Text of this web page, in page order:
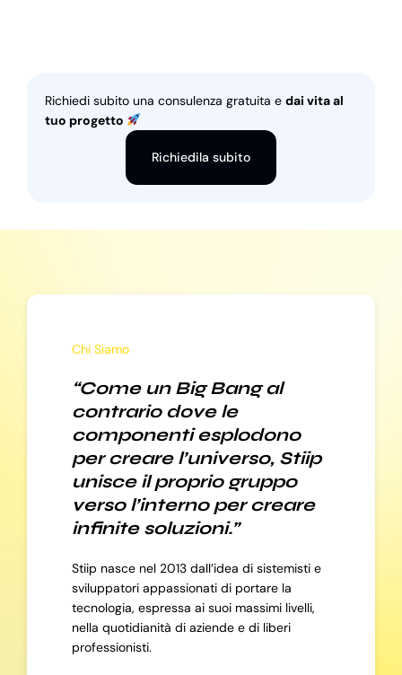
Richiedi subito una consulenza gratuita e dai vita al
tuo progetto
Richiedila subito
Chi Siamo
“Come un Big Bang al
contrario dove le
componenti esplodono
per creare l’universo, Stiip
unisce il proprio gruppo
verso l’interno per creare
infinite soluzioni.”
Stiip nasce nel 2013 dall’idea di sistemisti e
sviluppatori appassionati di portare la
tecnologia, espressa ai suoi massimi livelli,
nella quotidianità di aziende e di liberi
professionisti.